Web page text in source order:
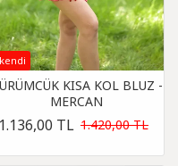
KISA KOL BLUZ -
MERCAN
1.136,00 TL 1.420,00 TL